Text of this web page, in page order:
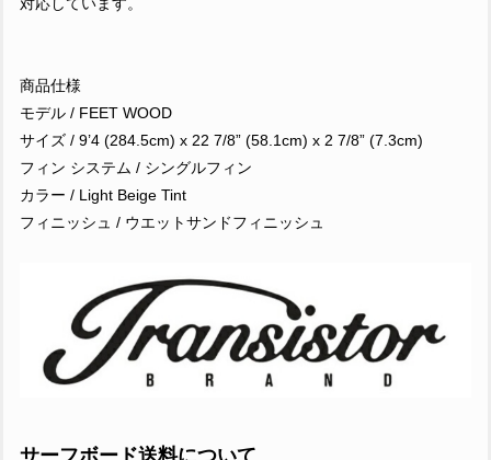
商品仕様
モデル / FEET WOOD
サイズ / 9’4 (284.5cm) x 22 7/8” (58.1cm) x 2 7/8” (7.3cm)
フィン システム / シングルフィン
カラー / Light Beige Tint
フィニッシュ / ウエットサンドフィニッシュ
サーフボード送料について